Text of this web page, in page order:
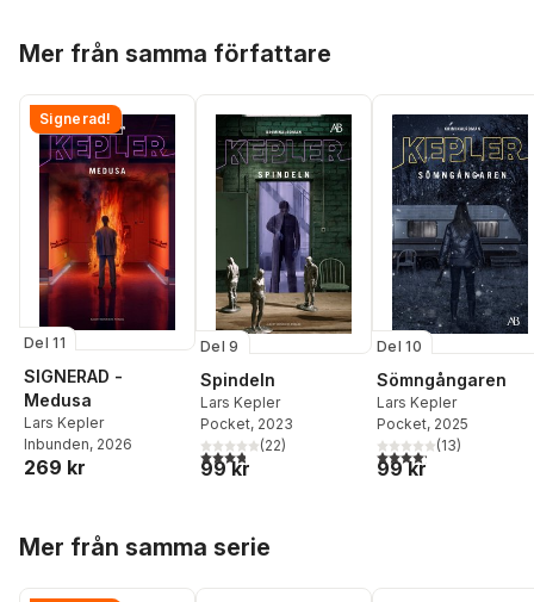
Mer från samma författare
Signerad!
Del 11
SIGNERAD -
Medusa
Lars Kepler
Inbunden, 2026
269 kr
Del 9
Spindeln
Lars Kepler
Pocket, 2023
3,8utav 5 stjärnor. Totalt antal röster:
(22)
99 kr
Del 10
Sömngångaren
Lars Kepler
Pocket, 2025
4,2utav 5 stjärnor.
(13)
99 kr
Mer från samma serie